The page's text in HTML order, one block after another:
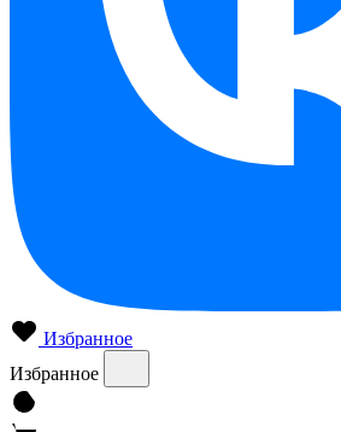
Избранное
Избранное